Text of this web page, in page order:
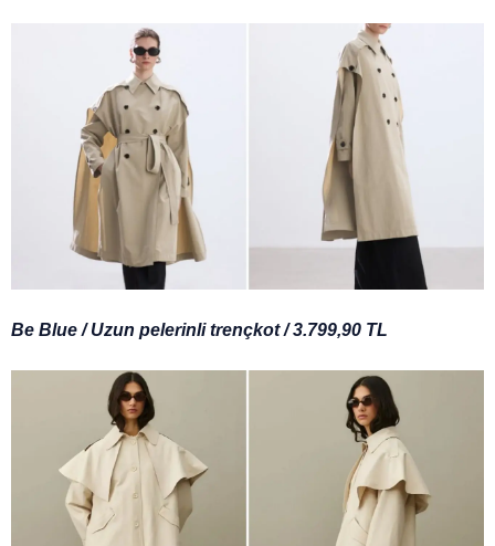
Be Blue / Uzun pelerinli trençkot / 3.799,90 TL